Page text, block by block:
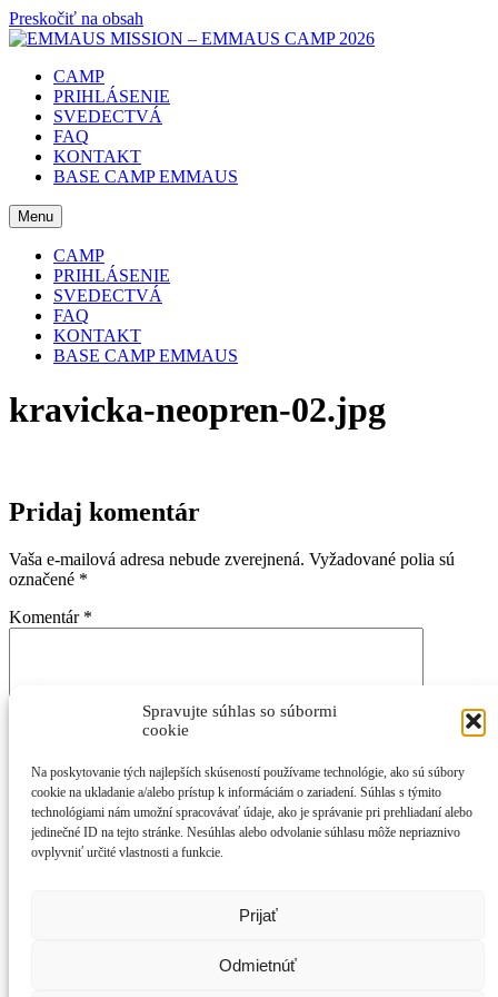
Spravujte súhlas so súbormi
cookie
Na poskytovanie tých najlepších skúseností používame technológie, ako sú súbory
cookie na ukladanie a/alebo prístup k informáciám o zariadení. Súhlas s týmito
technológiami nám umožní spracovávať údaje, ako je správanie pri prehliadaní alebo
jedinečné ID na tejto stránke. Nesúhlas alebo odvolanie súhlasu môže nepriaznivo
ovplyvniť určité vlastnosti a funkcie.
Prijať
Odmietnúť
Preskočiť na obsah
CAMP
PRIHLÁSENIE
SVEDECTVÁ
FAQ
KONTAKT
BASE CAMP EMMAUS
Menu
CAMP
PRIHLÁSENIE
SVEDECTVÁ
FAQ
KONTAKT
BASE CAMP EMMAUS
kravicka-neopren-02.jpg
Pridaj komentár
Vaša e-mailová adresa nebude zverejnená. Vyžadované polia sú
označené *
Komentár *
Meno*
E-mail*